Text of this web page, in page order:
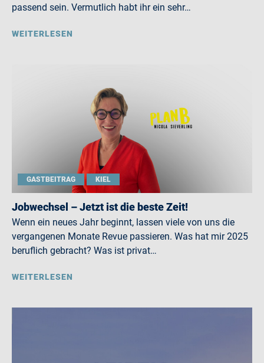
passend sein. Vermutlich habt ihr ein sehr…
WEITERLESEN
GASTBEITRAG KIEL
Jobwechsel – Jetzt ist die beste Zeit!
Wenn ein neues Jahr beginnt, lassen viele von uns die
vergangenen Monate Revue passieren. Was hat mir 2025
beruflich gebracht? Was ist privat…
WEITERLESEN